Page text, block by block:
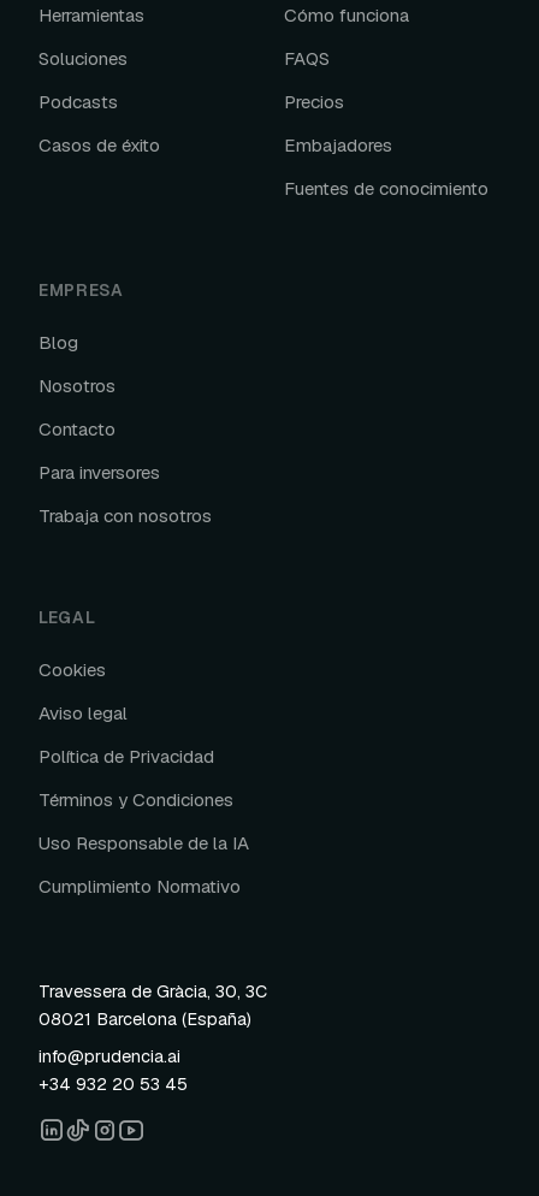
Herramientas
Soluciones
Podcasts
Casos de éxito
Cómo funciona
FAQS
Precios
Embajadores
Fuentes de conocimiento
EMPRESA
Blog
Nosotros
Contacto
Para inversores
Trabaja con nosotros
LEGAL
Cookies
Aviso legal
Política de Privacidad
Términos y Condiciones
Uso Responsable de la IA
Cumplimiento Normativo
Travessera de Gràcia, 30, 3C
08021 Barcelona (España)
info@prudencia.ai
+34 932 20 53 45